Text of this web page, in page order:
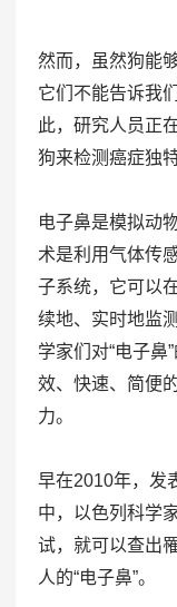
然而，虽然狗能
它们不能告诉我
此，研究人员正
狗来检测癌症独
电子鼻是模拟动
术是利用气体传
子系统，它可以
续地、实时地监
学家们对“电子鼻
效、快速、简便
力。
早在2010年，发
中，以色列科学
试，就可以查出
人的“电子鼻”。